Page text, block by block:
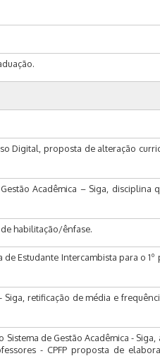
Digital, proposta de alteração
Acadêmica – Siga, disciplina
habilitação/ênfase.
Estudante Intercambista para o 1º
retificação de média e
de Gestão Acadêmica - Siga,
- CPFP proposta de